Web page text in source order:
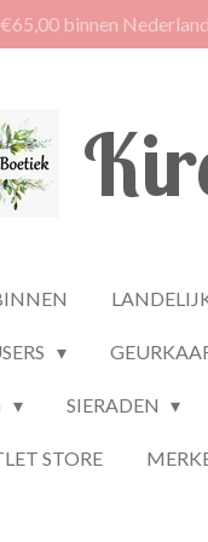
binnen
SIERADEN
STORE